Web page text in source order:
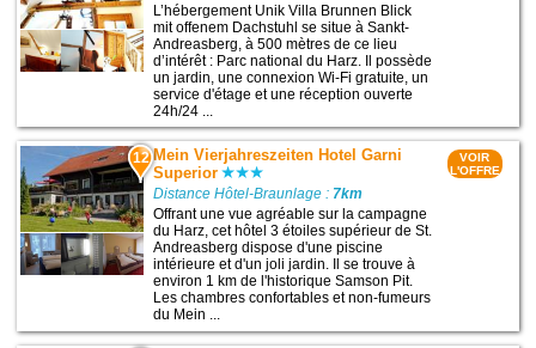
L’hébergement Unik Villa Brunnen Blick
mit offenem Dachstuhl se situe à Sankt-
Andreasberg, à 500 mètres de ce lieu
d’intérêt : Parc national du Harz. Il possède
un jardin, une connexion Wi-Fi gratuite, un
service d'étage et une réception ouverte
24h/24 ...
12 Mein Vierjahreszeiten Hotel Garni
Superior
Distance Hôtel-Braunlage : 7km
Offrant une vue agréable sur la campagne
du Harz, cet hôtel 3 étoiles supérieur de St.
Andreasberg dispose d'une piscine
intérieure et d'un joli jardin. Il se trouve à
environ 1 km de l'historique Samson Pit.
Les chambres confortables et non-fumeurs
du Mein ...
VOIR
L'OFFRE